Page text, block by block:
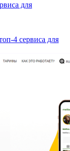
для
4 сервиса для